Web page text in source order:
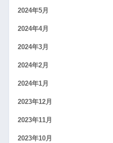
2024年5月
2024年4月
2024年3月
2024年2月
2024年1月
2023年12月
2023年11月
2023年10月